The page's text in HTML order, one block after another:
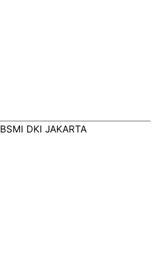
BSMI DKI JAKARTA